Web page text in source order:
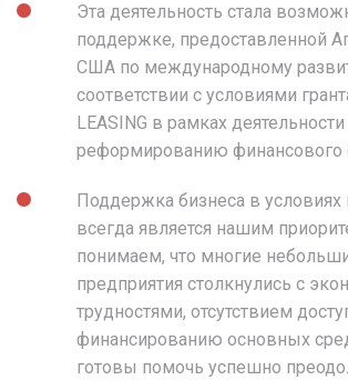
Эта деятельность стала
поддержке, предоставленной
США по международному
соответствии с условиями
LEASING в рамках
реформированию финансового
Поддержка бизнеса в условиях
всегда является нашим
понимаем, что многие
предприятия столкнулись с
трудностями, отсутствием
финансированию основных
готовы помочь успешно